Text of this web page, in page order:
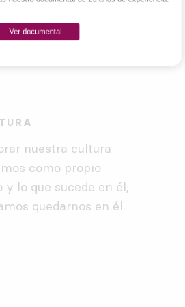
nuestra cultura
como propio
y lo que sucede en él;
quedarnos en él.
Ver documental